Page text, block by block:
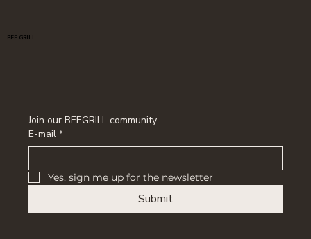
Join our BEEGRILL community
E-mail *
Yes, sign me up for the newsletter
Submit
BEE GRILL